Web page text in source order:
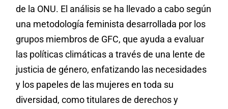
de la ONU. El análisis se ha llevado a cabo según
una metodología feminista desarrollada por los
grupos miembros de GFC, que ayuda a evaluar
las políticas climáticas a través de una lente de
justicia de género, enfatizando las necesidades
y los papeles de las mujeres en toda su
diversidad, como titulares de derechos y